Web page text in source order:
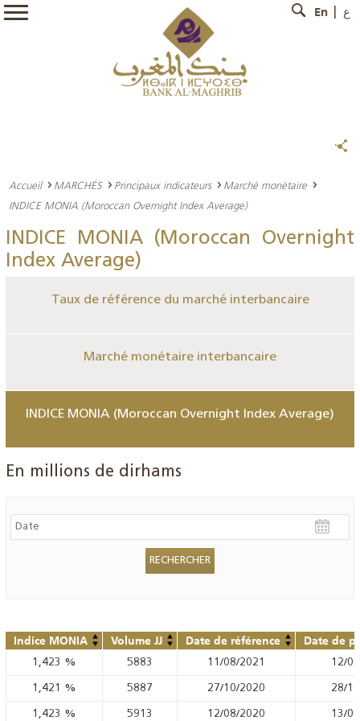
En ع
Accueil MARCHÉS Principaux indicateurs
Marché monétaire
INDICE MONIA (Moroccan Overnight Index Average)
INDICE MONIA (Moroccan Overnight
Index Average)
Taux de référence du marché interbancaire
Marché monétaire interbancaire
INDICE MONIA (Moroccan Overnight Index Average)
En millions de dirhams
Indice MONIA Volume JJ Date de référence Date de
1,423 % 5883 11/08/2021 12/
1,421 % 5887 27/10/2020 28/
1,423 % 5913 12/08/2020 13/